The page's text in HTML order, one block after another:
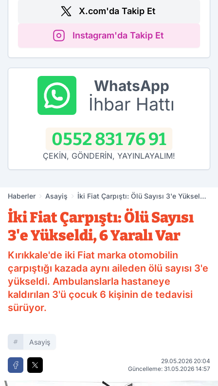
X.com'da Takip Et
Instagram'da Takip Et
WhatsApp
İhbar Hattı
0552 831 76 91
ÇEKİN, GÖNDERİN, YAYINLAYALIM!
Haberler Asayiş
İki Fiat Çarpıştı: Ölü Sayısı 3'e Yükseldi,
İki Fiat Çarpıştı: Ölü Sayısı
3'e Yükseldi, 6 Yaralı Var
Kırıkkale'de iki Fiat marka otomobilin
çarpıştığı kazada aynı aileden ölü sayısı 3'e
yükseldi. Ambulanslarla hastaneye
kaldırılan 3'ü çocuk 6 kişinin de tedavisi
sürüyor.
Asayiş
29.05.2026 20:04
Güncelleme: 31.05.2026 14:57